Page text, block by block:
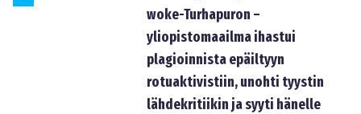
woke-Turhapuron –
yliopistomaailma ihastui
plagioinnista epäiltyyn
rotuaktivistiin, unohti tyystin
lähdekritiikin ja syyti hänelle